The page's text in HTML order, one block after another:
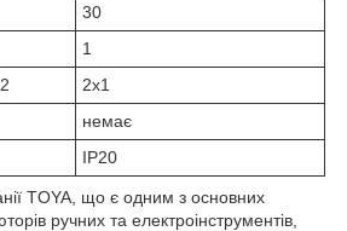
30
1
2x1
немає
IP20
TOYA, що є одним з основних
ручних та електроінструментів,